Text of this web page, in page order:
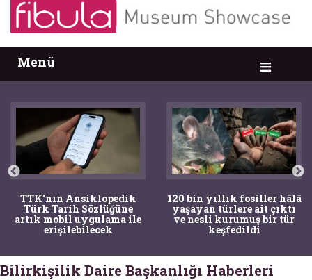
Menü
TTK'nın Ansiklopedik
Türk Tarih Sözlüğüne
artık mobil uygulama ile
erişilebilecek
120 bin yıllık fosiller hâlâ
yaşayan türlere ait çıktı
ve nesli kurumuş bir tür
keşfedildi
Bilirkişilik Daire Başkanlığı Haberleri